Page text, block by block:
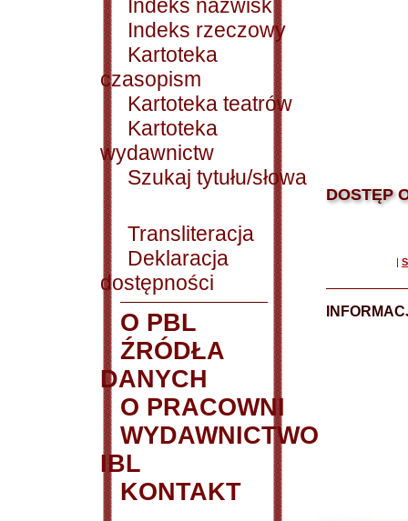
Indeks nazwisk
Indeks rzeczowy
Kartoteka
czasopism
Kartoteka teatrów
Kartoteka
wydawnictw
Szukaj tytułu/słowa
Transliteracja
Deklaracja
dostępności
O PBL
ŹRÓDŁA
DANYCH
O PRACOWNI
WYDAWNICTWO
IBL
KONTAKT
DOSTĘP
|